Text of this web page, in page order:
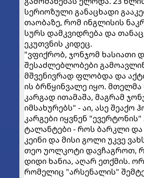
სერიოზული განაცხადი
თაობაზე, რომ ინგლისის
სურს დამკვიდრება და
ეკუთვნის კიდეც.
"ვფიქრობ, ჯონჯომ ხასიათი
შესაძლებლობები
მშვენივრად ფლობდა და
ის ბრწყინვალე იყო. მთელმა
კარგად ითამაშა, მაგრამ
იმსახურებს" - აი, ასე შეაქო
კარგები იყვნენ
ტალანტები - როს ბარკლი და
კეინი და მისი გოლი უკვე
თეო უოლკოტი დავჩაგროთ,
დიდი ხანია, აღარ ეთქმის.
რომელიც "არსენალის"